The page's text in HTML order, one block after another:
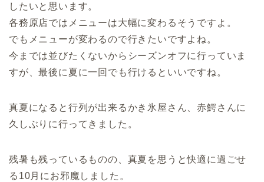
したいと思います。
各務原店ではメニューは大幅に変わるそうですよ。
でもメニューが変わるので行きたいですよね。
今までは並びたくないからシーズンオフに行っていま
すが、最後に夏に一回でも行けるといいですね。
真夏になると行列が出来るかき氷屋さん、赤鰐さんに
久しぶりに行ってきました。
残暑も残っているものの、真夏を思うと快適に過ごせ
る10月にお邪魔しました。